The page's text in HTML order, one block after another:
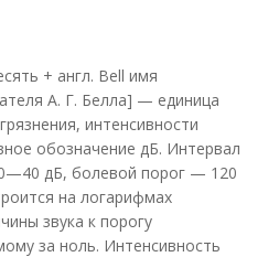
+ англ. Bell имя
А. Г. Белла] — единица
интенсивности
обозначение дБ. Интервал
дБ, болевой порог — 120
на логарифмах
звука к порогу
за ноль. Интенсивность